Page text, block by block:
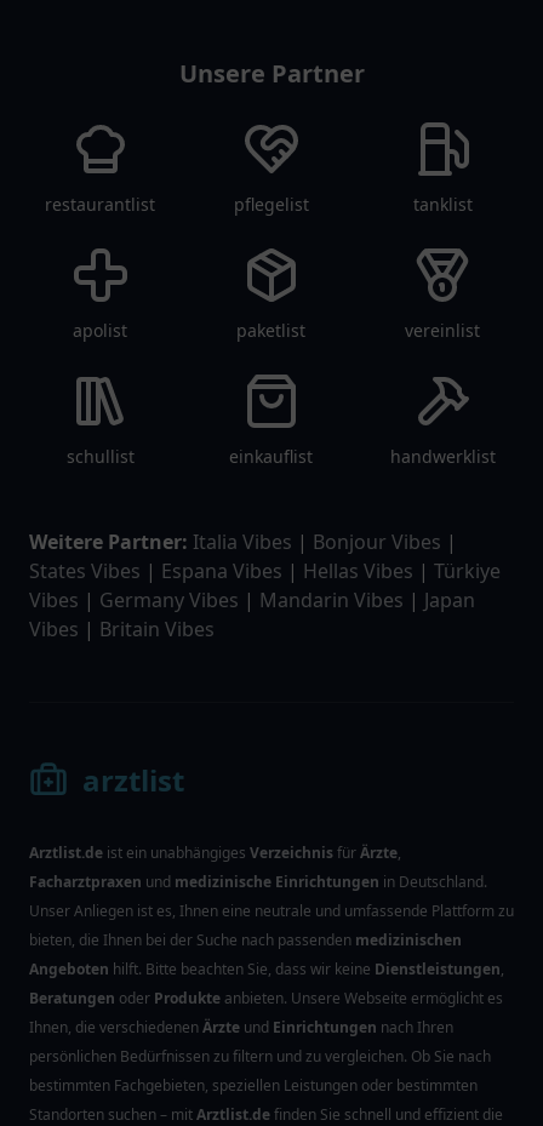
Unsere Partner
restaurantlist pflegelist tanklist
apolist paketlist vereinlist
schullist einkauflist handwerklist
Weitere Partner: Italia Vibes | Bonjour Vibes |
States Vibes | Espana Vibes | Hellas Vibes | Türkiye
Vibes | Germany Vibes | Mandarin Vibes | Japan
Vibes | Britain Vibes
arztlist
Arztlist.de ist ein unabhängiges VerzeichnisfürÄrzte,
Facharztpraxen und medizinische Einrichtungen in Deutschland.
Unser Anliegen ist es, Ihnen eine neutrale und umfassende Plattform zu
bieten, die Ihnen bei der Suche nach passenden medizinischen
Angeboten hilft. Bitte beachten Sie, dass wir keine Dienstleistungen,
Beratungen oder Produkte anbieten. Unsere Webseite ermöglicht es
Ihnen, die verschiedenenÄrzte und Einrichtungen nach Ihren
persönlichen Bedürfnissen zu filtern und zu vergleichen. Ob Sie nach
bestimmten Fachgebieten, speziellen Leistungen oder bestimmten
Standorten suchen – mitArztlist.definden Sie schnell und effizient die